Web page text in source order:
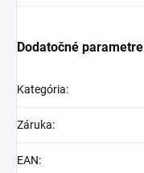
Dodatočné parametre
Kategória:
Záruka:
EAN: